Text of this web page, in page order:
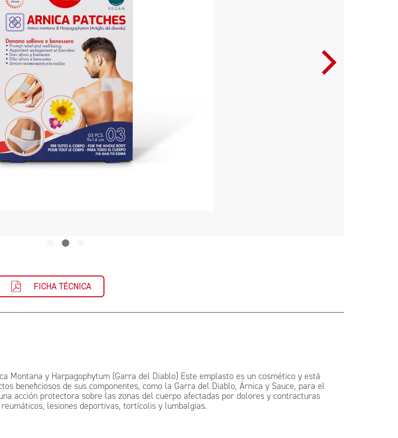
FICHA TÉCNICA
Montana y Harpagophytum (Garra del Diablo) Este emplasto es un cosmético y está
beneficiosos de sus componentes, como la Garra del Diablo, Árnica y Sauce, para el
acción protectora sobre las zonas del cuerpo afectadas por dolores y contracturas
lesiones deportivas, tortícolis y lumbalgias.